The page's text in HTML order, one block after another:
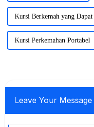
Kursi Berkemah yang
Kursi Perkemahan Portabel
Leave Your Message